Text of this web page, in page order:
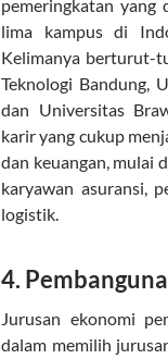
pemeringkatan yang
lima kampus di
Kelimanya berturut-
Teknologi Bandung,
dan Universitas
karir yang cukup
dan keuangan, mulai
karyawan asuransi,
logistik.
4.
Jurusan ekonomi
dalam memilih